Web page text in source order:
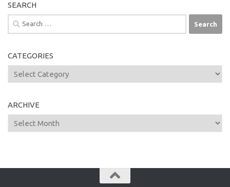
SEARCH
Search
for:
CATEGORIES
Categories
ARCHIVE
Archive